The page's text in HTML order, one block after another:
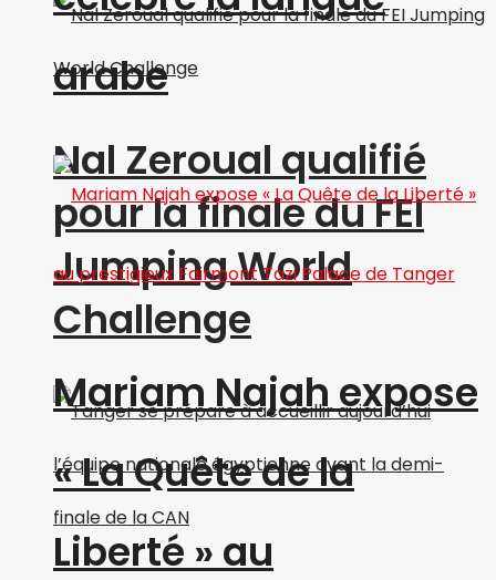
Nal Zeroual qualifié
pour la finale du FEI
Jumping World
Challenge
arabe
Mariam Najah expose
« La Quête de la
Liberté » au